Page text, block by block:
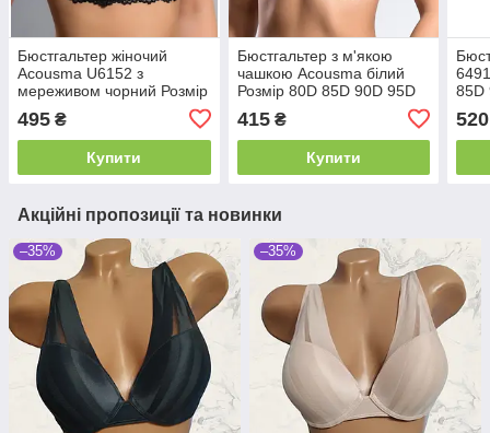
Бюстгальтер жіночий
Acousma U6152 з
мереживом чорний Розмір
80C 85C 90C 80D 85D 90D
495 ₴
Купити
Бюстгальтер з м'якою
чашкою Acousma білий
Розмір 80D 85D 90D 95D
415₴
Купити
85D
520
Акційні пропозиції та новинки
–35% –35%